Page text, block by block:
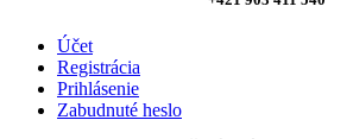
Účet
Registrácia
Prihlásenie
Zabudnuté heslo